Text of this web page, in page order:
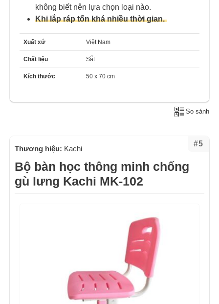
không biết nên lựa chọn loại nào.
Khi lắp ráp tốn khá nhiều thời gian.
Xuất xứ Việt Nam
Chất liệu Sắt
Kích thước 50 x 70 cm
So sánh
#5
Thương hiệu: Kachi
Bộ bàn học thông minh chống
gù lưng Kachi MK-102